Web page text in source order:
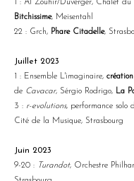
1 : Al Zouhir/Duverger, Chalet du
Bitchissime, Meisentahl
22 : Grch, Phare Citadelle,
Juillet 2023
1 : Ensemble L'imaginaire,
de Cavacar, Sérgio Rodrigo, La
3 : r-evolutions, performance solo
Cité de la Musique, Strasbourg
Juin 2023
9-20 : Turandot, Orchestre